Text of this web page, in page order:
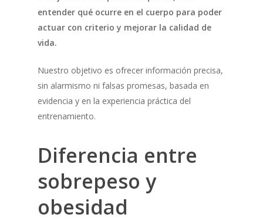
entender qué ocurre en el cuerpo para poder
actuar con criterio y mejorar la calidad de
vida.
Nuestro objetivo es ofrecer información precisa,
sin alarmismo ni falsas promesas, basada en
evidencia y en la experiencia práctica del
entrenamiento.
Diferencia entre
sobrepeso y
obesidad